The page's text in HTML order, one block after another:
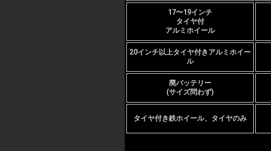
17〜19インチ
タイヤ付
アルミホイール
20インチ以上タイヤ付きアルミホイー
ル
廃バッテリー
(サイズ問わず)
タイヤ付き鉄ホイール、タイヤのみ